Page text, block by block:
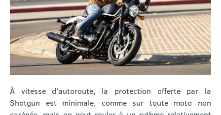
À vitesse d’autoroute, la protection offerte par la
Shotgun est minimale, comme sur toute moto non